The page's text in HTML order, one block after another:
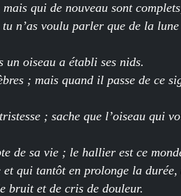
qui de nouveau sont
n’as voulu parler que de la
oiseau a établi ses nids.
; mais quand il passe de ce
; sache que l’oiseau qui
de sa vie ; le hallier est ce
qui tantôt en prolonge la
bruit et de cris de douleur.